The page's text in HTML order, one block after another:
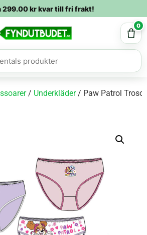
299.00krkvar till fri frakt!
0
/ Underkläder/ Paw Patrol